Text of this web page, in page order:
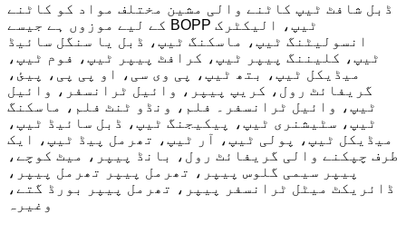
ڈبل شافٹ ٹیپ کاٹنے والی مشین مختلف مواد کو کاٹنے
کے لیے موزوں ہے جیسے BOPP ٹیپ، الیکٹرک
انسولیٹنگ ٹیپ، ماسکنگ ٹیپ، ڈبل یا سنگل سائیڈ
ٹیپ، کلیننگ پیپر ٹیپ، کرافٹ پیپر ٹیپ، فوم ٹیپ،
میڈیکل ٹیپ، بتھ ٹیپ، پی وی سی، او پی پی، پیئ،
گریفائٹ رول، کریپ پیپر، وائیل ٹرانسفر، وائیل
ٹیپ، وائیل ٹرانسفر۔ فلم، ونڈو ٹنٹ فلم، ماسکنگ
ٹیپ، سٹیشنری ٹیپ، پیکیجنگ ٹیپ، ڈبل سائیڈ ٹیپ،
میڈیکل ٹیپ، پولی ٹیپ، آر ٹیپ، تھرمل پیڈ ٹیپ، ایک
طرف چپکنے والی گریفائٹ رول، بانڈ پیپر، میٹ کوچے،
پیپر سیمی گلوس پیپر، تھرمل پیپر تھرمل پیپر،
ڈائریکٹ میٹل ٹرانسفر پیپر، تھرمل پیپر بورڈ گتے،
وغیرہ